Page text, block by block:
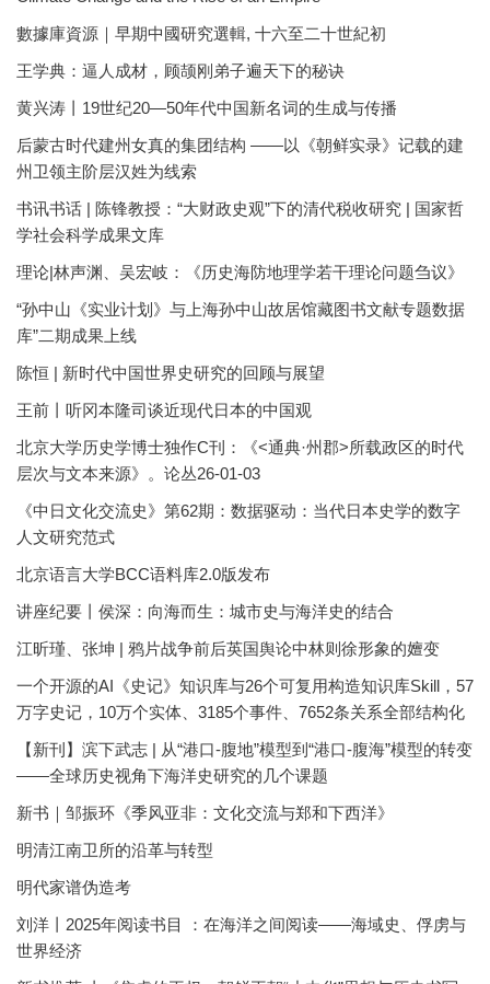
數據庫資源｜早期中國研究選輯, 十六至二十世紀初
王学典：逼人成材，顾颉刚弟子遍天下的秘诀
黄兴涛丨19世纪20—50年代中国新名词的生成与传播
后蒙古时代建州女真的集团结构 ——以《朝鲜实录》记载的建
州卫领主阶层汉姓为线索
书讯书话 | 陈锋教授：“大财政史观”下的清代税收研究 | 国家哲
学社会科学成果文库
理论|林声渊、吴宏岐：《历史海防地理学若干理论问题刍议》
“孙中山《实业计划》与上海孙中山故居馆藏图书文献专题数据
库”二期成果上线
陈恒 | 新时代中国世界史研究的回顾与展望
王前丨听冈本隆司谈近现代日本的中国观
北京大学历史学博士独作C刊：《<通典·州郡>所载政区的时代
层次与文本来源》。论丛26-01-03
《中日文化交流史》第62期：数据驱动：当代日本史学的数字
人文研究范式
北京语言大学BCC语料库2.0版发布
讲座纪要丨侯深：向海而生：城市史与海洋史的结合
江昕瑾、张坤 | 鸦片战争前后英国舆论中林则徐形象的嬗变
一个开源的AI《史记》知识库与26个可复用构造知识库Skill，57
万字史记，10万个实体、3185个事件、7652条关系全部结构化
【新刊】滨下武志 | 从“港口-腹地”模型到“港口-腹海”模型的转变
——全球历史视角下海洋史研究的几个课题
新书｜邹振环《季风亚非：文化交流与郑和下西洋》
明清江南卫所的沿革与转型
明代家谱伪造考
刘洋丨2025年阅读书目 ：在海洋之间阅读——海域史、俘虏与
世界经济